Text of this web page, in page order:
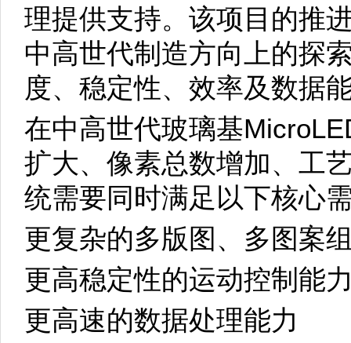
理提供支持。该项目的推
中高世代制造方向上的探
度、稳定性、效率及数据
在中高世代玻璃基
扩大、像素总数增加、工
统需要同时满足以下核心
更复杂的多版图、多图案
更高稳定性的运动控制能
更高速的数据处理能力